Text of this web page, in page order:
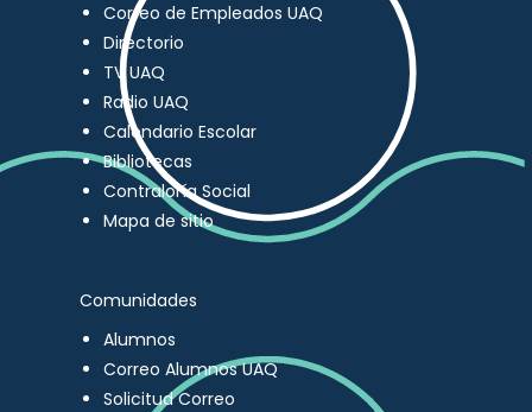
Correo de Empleados UAQ
Directorio
TV UAQ
Radio UAQ
Calendario Escolar
Bibliotecas
Contraloría Social
Mapa de sitio
Comunidades
Alumnos
Correo Alumnos UAQ
Solicitud Correo